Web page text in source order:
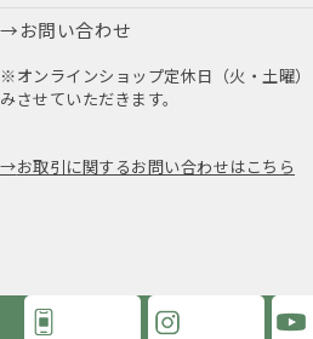
お問い合わせ
※オンラインショップ定休日（火・土曜
みさせていただきます。
お取引に関するお問い合わせはこちら